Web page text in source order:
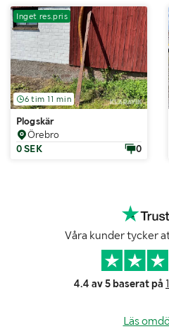
Inget res.pris
6 tim 11 min
Plogskär
Örebro
0 SEK
0
Våra kunder tycker
4.4 av 5 baserat på
Läs